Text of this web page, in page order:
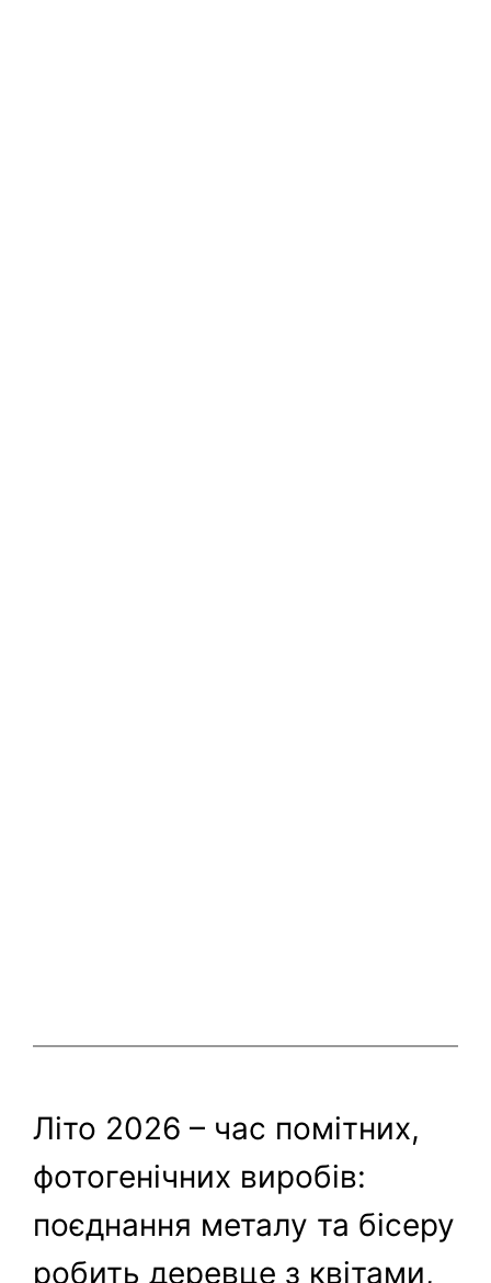
Літо 2026 – час помітних,
фотогенічних виробів:
поєднання металу та бісеру
робить деревце з квітами,